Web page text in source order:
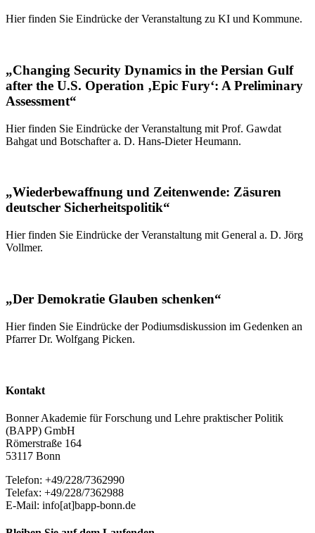
Hier finden Sie Eindrücke der Veranstaltung zu KI und Kommune.
„Changing Security Dynamics in the Persian Gulf
after the U.S. Operation ‚Epic Fury‘: A Preliminary
Assessment“
Hier finden Sie Eindrücke der Veranstaltung mit Prof. Gawdat
Bahgat und Botschafter a. D. Hans-Dieter Heumann.
„Wiederbewaffnung und Zeitenwende: Zäsuren
deutscher Sicherheitspolitik“
Hier finden Sie Eindrücke der Veranstaltung mit General a. D. Jörg
Vollmer.
„Der Demokratie Glauben schenken“
Hier finden Sie Eindrücke der Podiumsdiskussion im Gedenken an
Pfarrer Dr. Wolfgang Picken.
Kontakt
Bonner Akademie für Forschung und Lehre praktischer Politik
(BAPP) GmbH
Römerstraße 164
53117 Bonn
Telefon: +49/228/7362990
Telefax: +49/228/7362988
E-Mail: info[at]bapp-bonn.de